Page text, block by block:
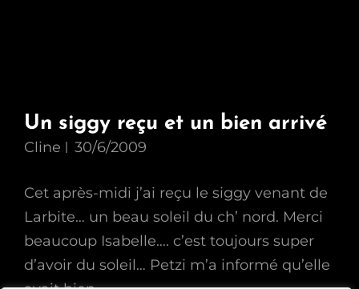
Un siggy reçu et un bien arrivé
Cline 30/6/2009
Cet après-midi j’ai reçu le siggy venant de
Larbite… un beau soleil du ch’ nord. Merci
beaucoup Isabelle…. c’est toujours super
d’avoir du soleil… Petzi m’a informé qu’elle